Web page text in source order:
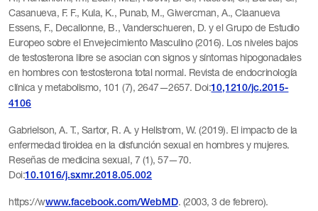
Casanueva, F. F., Kula, K., Punab, M., Giwercman, A., Claanueva
Essens, F., Decallonne, B., Vanderschueren, D. y el Grupo de Estudio
Europeo sobre el Envejecimiento Masculino (2016). Los niveles bajos
de testosterona libre se asocian con signos y síntomas hipogonadales
en hombres con testosterona total normal. Revista de endocrinología
clínica y metabolismo, 101 (7), 2647—2657. Doi:10,1210/jc.2015-
4106
Gabrielson, A. T., Sartor, R. A. y Hellstrom, W. (2019). El impacto de la
enfermedad tiroidea en la disfunción sexual en hombres y mujeres.
Reseñas de medicina sexual, 7 (1), 57—70.
Doi:10.1016/j.sxmr.2018.05.002
https://wwww.facebook.com/WebMD. (2003, 3 de febrero).